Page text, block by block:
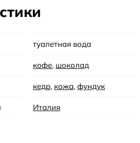
своему уникальному стилю и
бренд, это истинное
и элегантность
туалетная вода
кофе, шоколад
кедр, кожа, фундук
Италия